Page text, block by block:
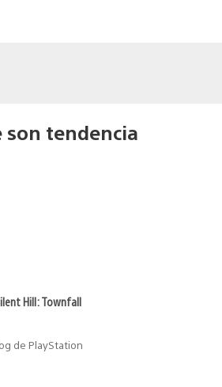
son tendencia
Hill: Townfall
de PlayStation